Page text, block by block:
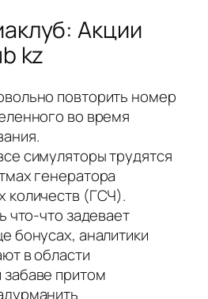
Акции
kz
повторить номер
во время
симуляторы трудятся
генератора
количеств (ГСЧ).
что-что задевает
бонусах, аналитики
в области
притом